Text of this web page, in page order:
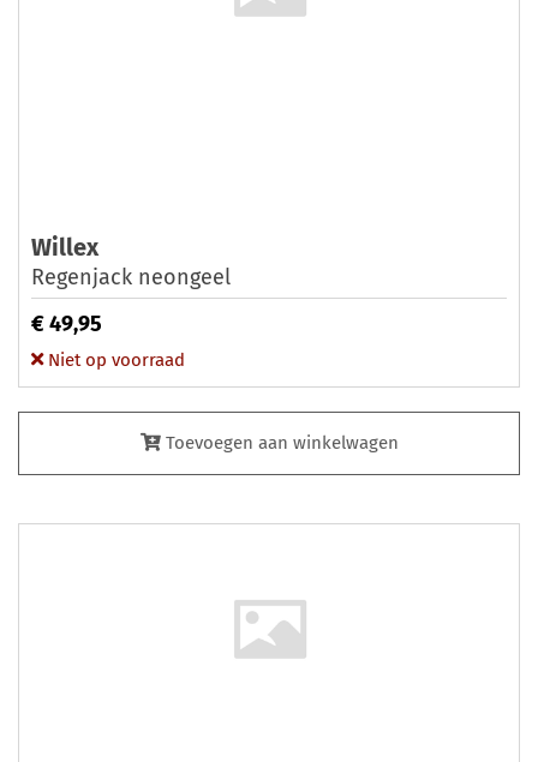
Willex
Regenjack neongeel
€ 49,95
Niet op voorraad
Toevoegen aan winkelwagen